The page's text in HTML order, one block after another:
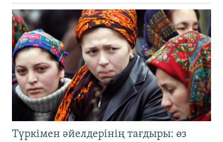
Түркімен әйелдерінің тағдыры: өз